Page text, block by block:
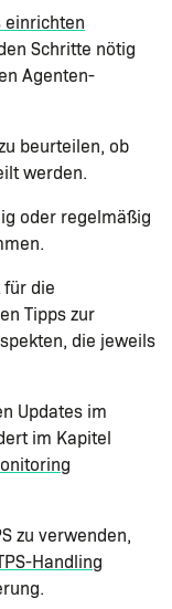
einrichten
Schritte nötig
Agenten-
beurteilen, ob
werden.
oder regelmäßig
für die
Tipps zur
die jeweils
Updates im
im Kapitel
zu verwenden,
Handling